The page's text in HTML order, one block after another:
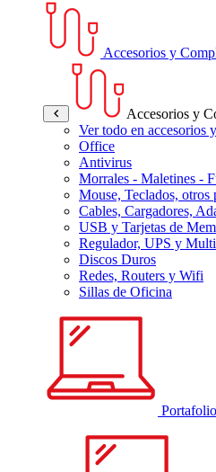
Accesorios y
Accesorios y
Ver todo en accesorios
Office
Antivirus
Morrales - Maletines -
Mouse, Teclados, otros
Cables, Cargadores,
USB y Tarjetas de
Regulador, UPS y
Discos Duros
Redes, Routers y Wifi
Sillas de Oficina